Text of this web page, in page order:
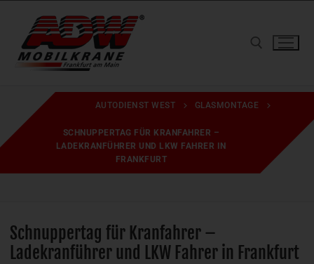
springen
Suchen nach:
AUTODIENST WEST GLASMONTAGE
SCHNUPPERTAG FÜR KRANFAHRER –
LADEKRANFÜHRER UND LKW FAHRER IN
FRANKFURT
Schnuppertag für Kranfahrer –
Ladekranführer und LKW Fahrer in Frankfurt